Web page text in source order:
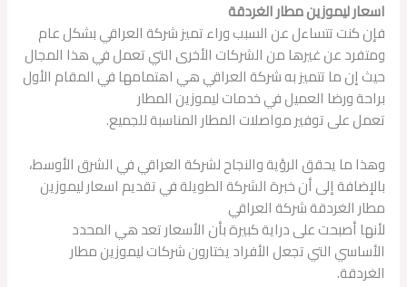
اسعار ليموزين مطار الغردقة
فإن كنت تتساءل عن السبب وراء تميز شركة العراقي بشكل عام
ومتفرد عن غيرها من الشركات الأخرى التي تعمل في هذا المجال
حيث إن ما تتميز به شركة العراقي هي اهتمامها في المقام الأول
براحة ورضا العميل في خدمات ليموزين المطار
تعمل على توفير مواصلات المطار المناسبة للجميع.
وهذا ما يحقق الرؤية والنجاح لشركة العراقي في الشرق الأوسط،
بالإضافة إلى أن خبرة الشركة الطويلة في تقديم اسعار ليموزين
مطار الغردقة شركة العراقي
لأنها أصبحت على دراية كبيرة بأن الأسعار تعد هي المحدد
الأساسي التي تجعل الأفراد يختارون شركات ليموزين مطار
الغردقة.